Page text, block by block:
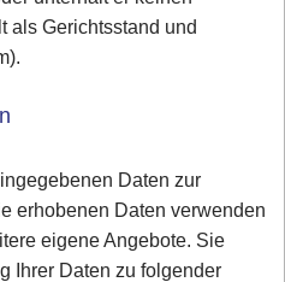
als Gerichtsstand und
Daten zur
erhobenen Daten verwenden
eigene Angebote. Sie
Ihrer Daten zu folgender